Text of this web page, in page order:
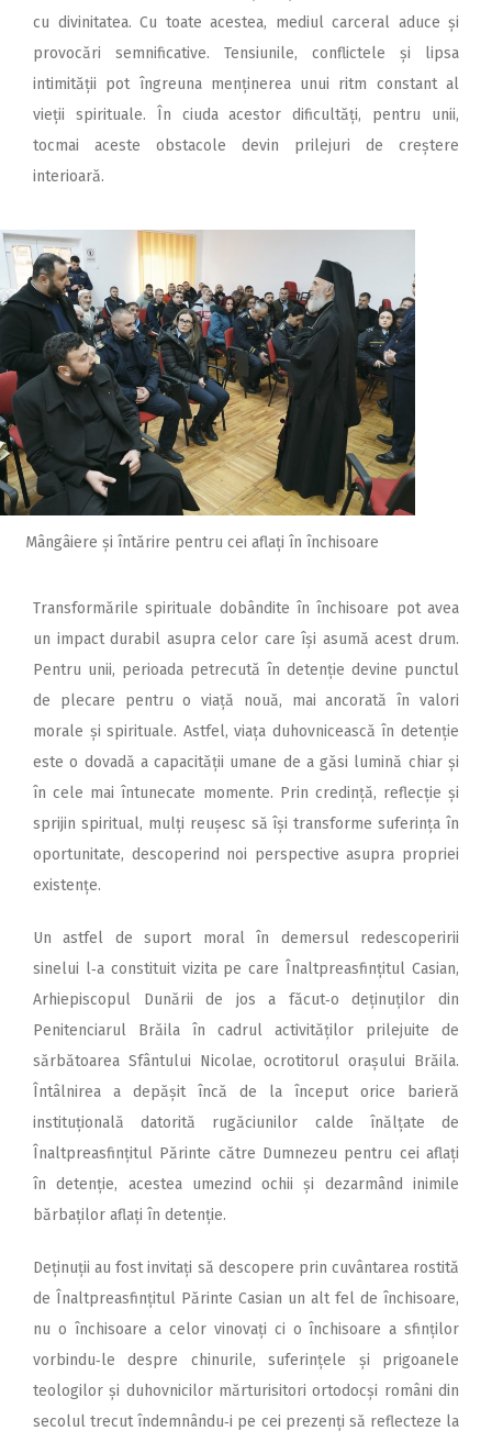
cu divinitatea. Cu toate acestea, mediul carceral aduce și
provocări semnificative. Tensiunile, conflictele și lipsa
intimității pot îngreuna menținerea unui ritm constant al
vieții spirituale. În ciuda acestor dificultăți, pentru unii,
tocmai aceste obstacole devin prilejuri de creștere
interioară.
Mângâiere și întărire pentru cei aflați în închisoare
Transformările spirituale dobândite în închisoare pot avea
un impact durabil asupra celor care își asumă acest drum.
Pentru unii, perioada petrecută în detenție devine punctul
de plecare pentru o viață nouă, mai ancorată în valori
morale și spirituale. Astfel, viața duhovnicească în detenție
este o dovadă a capacității umane de a găsi lumină chiar și
în cele mai întunecate momente. Prin credință, reflecție și
sprijin spiritual, mulți reușesc să își transforme suferința în
oportunitate, descoperind noi perspective asupra propriei
existențe.
Un astfel de suport moral în demersul redescoperirii
sinelui l‑a constituit vizita pe care Înaltpreasfințitul Casian,
Arhiepiscopul Dunării de jos a făcut‑o deținuților din
Penitenciarul Brăila în cadrul activităților prilejuite de
sărbătoarea Sfântului Nicolae, ocrotitorul orașului Brăila.
Întâlnirea a depășit încă de la început orice barieră
instituțională datorită rugăciunilor calde înălțate de
Înaltpreasfințitul Părinte către Dumnezeu pentru cei aflați
în detenție, acestea umezind ochii și dezarmând inimile
bărbaților aflați în detenție.
Deținuții au fost invitați să descopere prin cuvântarea rostită
de Înaltpreasfințitul Părinte Casian un alt fel de închisoare,
nu o închisoare a celor vinovați ci o închisoare a sfinților
vorbindu‑le despre chinurile, suferințele și prigoanele
teologilor și duhovnicilor mărturisitori ortodocși români din
secolul trecut îndemnându‑i pe cei prezenți să reflecteze la